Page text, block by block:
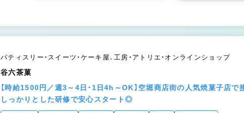
パティスリー・スイーツ・ケーキ屋、工房・アトリエ・オンラインショップ
谷六茶菓
【時給1500円／週3～4日・1日4h～OK】空堀商店街の人気焼菓子店で
しっかりとした研修で安心スタート◎